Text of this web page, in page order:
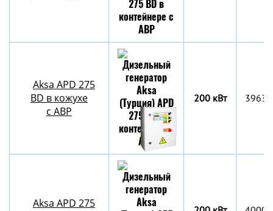
Aksa APD 275
BD в кожухе
с АВР
200 кВт
Aksa APD 275